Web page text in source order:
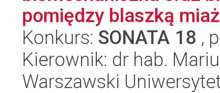
pomiędzy blaszką
Konkurs: SONATA 18 ,
Kierownik: dr hab.
Warszawski